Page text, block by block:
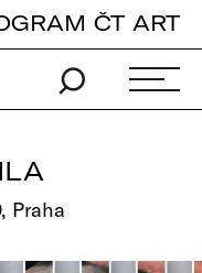
ČT ART
Praha